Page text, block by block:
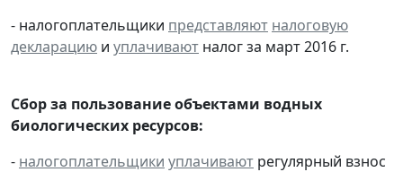
- налогоплательщики представляют налоговую
декларацию и уплачивают налог за март 2016 г.
Сбор за пользование объектами водных
биологических ресурсов:
- налогоплательщики уплачивают регулярный взнос